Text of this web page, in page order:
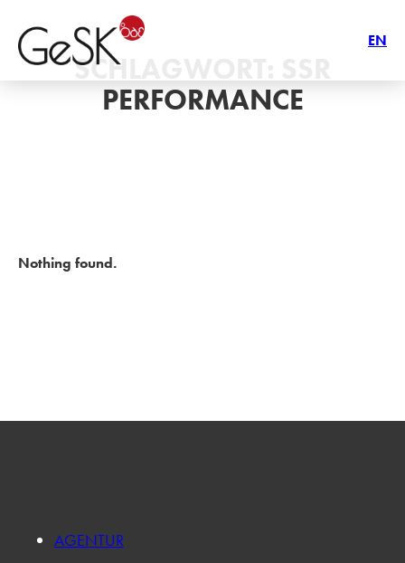
EN
SCHLAGWORT:
PERFORMANCE
Nothing found.
AGENTUR